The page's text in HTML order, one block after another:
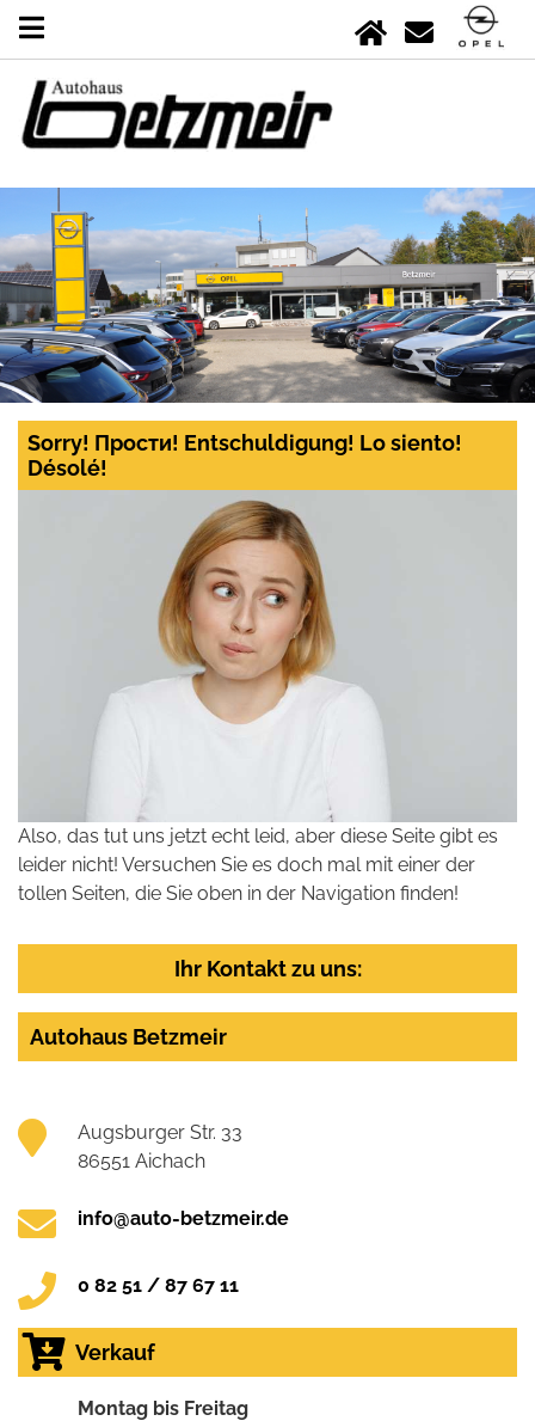
Sorry! Прости! Entschuldigung! Lo siento!
Désolé!
Also, das tut uns jetzt echt leid, aber diese Seite gibt es
leider nicht! Versuchen Sie es doch mal mit einer der
tollen Seiten, die Sie oben in der Navigation finden!
Ihr Kontakt zu uns:
Autohaus Betzmeir
Augsburger Str. 33
86551 Aichach
info@auto-betzmeir.de
0 82 51 / 87 67 11
Verkauf
Montag bis Freitag